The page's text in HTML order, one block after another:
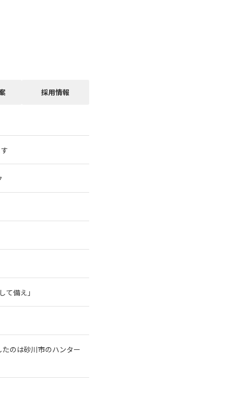
採用情報
備え」
のは砂川市のハンター